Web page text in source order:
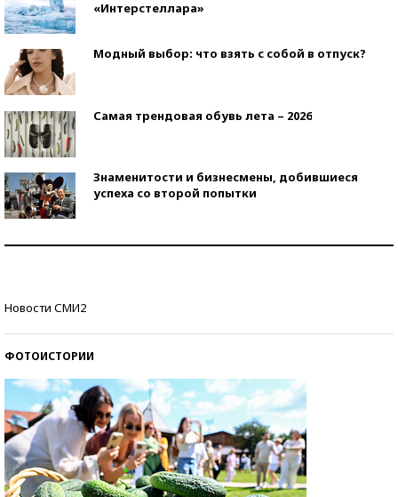
«Интерстеллара»
Модный выбор: что взять с собой в отпуск?
Самая трендовая обувь лета – 2026
Знаменитости и бизнесмены, добившиеся
успеха со второй попытки
Новости СМИ2
ФОТОИСТОРИИ